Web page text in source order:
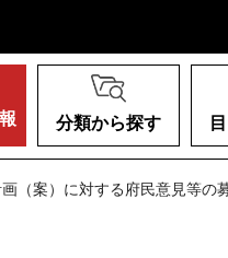
分類から探す
（案）に対する府民意見等の